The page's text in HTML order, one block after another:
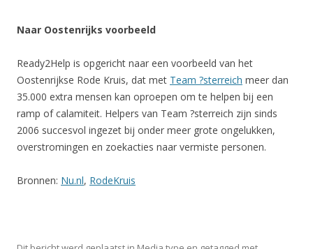
Naar Oostenrijks voorbeeld
Ready2Help is opgericht naar een voorbeeld van het
Oostenrijkse Rode Kruis, dat met Team ?sterreich meer dan
35.000 extra mensen kan oproepen om te helpen bij een
ramp of calamiteit. Helpers van Team ?sterreich zijn sinds
2006 succesvol ingezet bij onder meer grote ongelukken,
overstromingen en zoekacties naar vermiste personen.
Bronnen: Nu.nl, RodeKruis